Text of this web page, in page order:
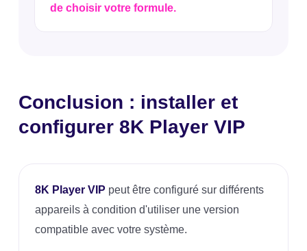
de choisir votre formule.
Conclusion : installer et
configurer 8K Player VIP
8K Player VIP peut être configuré sur différents
appareils à condition d'utiliser une version
compatible avec votre système.